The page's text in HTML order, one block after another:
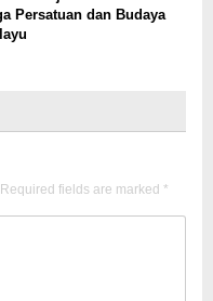
Persatuan dan Budaya
Required fields are marked *